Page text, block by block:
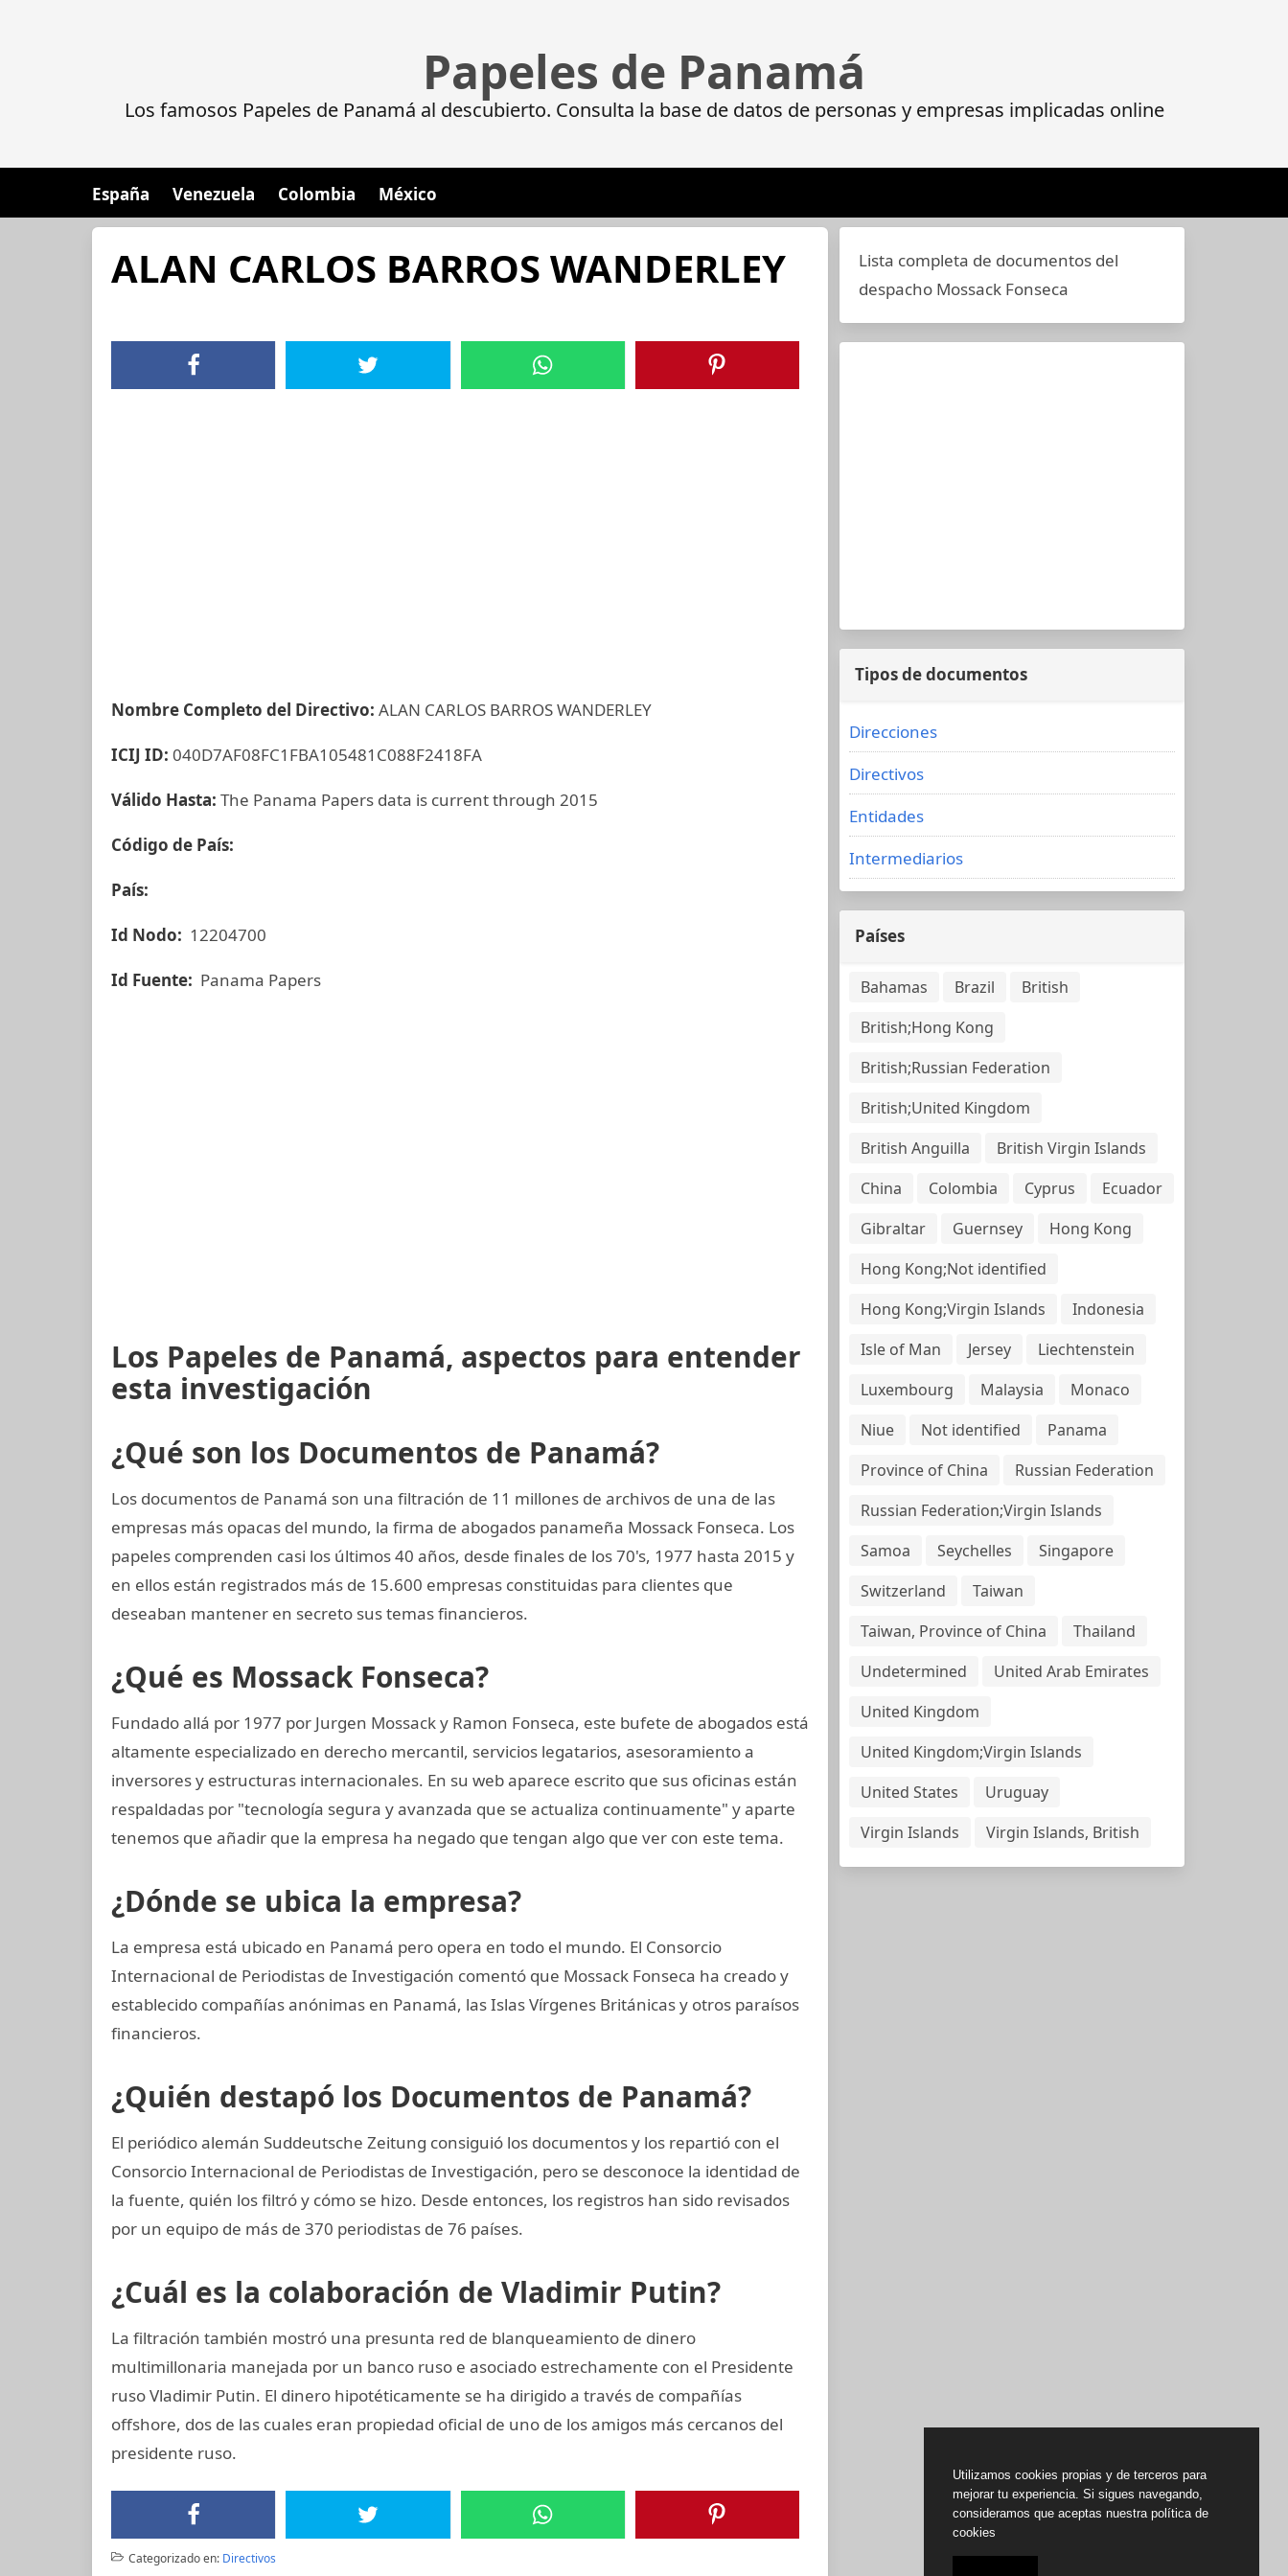
Papeles de Panamá
Los famosos Papeles de Panamá al descubierto. Consulta la base de datos de personas y empresas implicadas online
España Venezuela Colombia México
ALAN CARLOS BARROS WANDERLEY
Nombre Completo del Directivo: ALAN CARLOS BARROS WANDERLEY
ICIJ ID: 040D7AF08FC1FBA105481C088F2418FA
Válido Hasta: The Panama Papers data is current through 2015
Código de País:
País:
Id Nodo: 12204700
Id Fuente: Panama Papers
Los Papeles de Panamá, aspectos para entender
esta investigación
¿Qué son los Documentos de Panamá?
Los documentos de Panamá son una filtración de 11 millones de archivos de una de las
empresas más opacas del mundo, la firma de abogados panameña Mossack Fonseca. Los
papeles comprenden casi los últimos 40 años, desde finales de los 70's, 1977 hasta 2015 y
en ellos están registrados más de 15.600 empresas constituidas para clientes que
deseaban mantener en secreto sus temas financieros.
¿Qué es Mossack Fonseca?
Fundado allá por 1977 por Jurgen Mossack y Ramon Fonseca, este bufete de abogados está
altamente especializado en derecho mercantil, servicios legatarios, asesoramiento a
inversores y estructuras internacionales. En su web aparece escrito que sus oficinas están
respaldadas por "tecnología segura y avanzada que se actualiza continuamente" y aparte
tenemos que añadir que la empresa ha negado que tengan algo que ver con este tema.
¿Dónde se ubica la empresa?
La empresa está ubicado en Panamá pero opera en todo el mundo. El Consorcio
Internacional de Periodistas de Investigación comentó que Mossack Fonseca ha creado y
establecido compañías anónimas en Panamá, las Islas Vírgenes Británicas y otros paraísos
financieros.
¿Quién destapó los Documentos de Panamá?
El periódico alemán Suddeutsche Zeitung consiguió los documentos y los repartió con el
Consorcio Internacional de Periodistas de Investigación, pero se desconoce la identidad de
la fuente, quién los filtró y cómo se hizo. Desde entonces, los registros han sido revisados
por un equipo de más de 370 periodistas de 76 países.
¿Cuál es la colaboración de Vladimir Putin?
La filtración también mostró una presunta red de blanqueamiento de dinero
multimillonaria manejada por un banco ruso e asociado estrechamente con el Presidente
ruso Vladimir Putin. El dinero hipotéticamente se ha dirigido a través de compañías
offshore, dos de las cuales eran propiedad oficial de uno de los amigos más cercanos del
presidente ruso.
Categorizado en: Directivos
Lista completa de documentos del
despacho Mossack Fonseca
Tipos de documentos
Direcciones
Directivos
Entidades
Intermediarios
Países
Bahamas Brazil
British
British;Hong Kong
British;Russian Federation
British;United Kingdom
British Anguilla
British Virgin Islands
China
Colombia Cyprus
Ecuador
Gibraltar
Guernsey
Hong Kong
Hong Kong;Not identified
Hong Kong;Virgin Islands
Indonesia
Isle of Man
Jersey
Liechtenstein
Luxembourg
Malaysia
Monaco
Niue
Not identified
Panama
Province of China
Russian Federation
Russian Federation;Virgin Islands
Samoa
Seychelles
Singapore
Switzerland
Taiwan
Taiwan, Province of China
Thailand
Undetermined
United Arab Emirates
United Kingdom
United Kingdom;Virgin Islands
United States
Uruguay
Virgin Islands
Virgin Islands, British
Utilizamos cookies propias y de terceros para
mejorar tu experiencia. Si sigues navegando,
consideramos que aceptas nuestra política de
cookies